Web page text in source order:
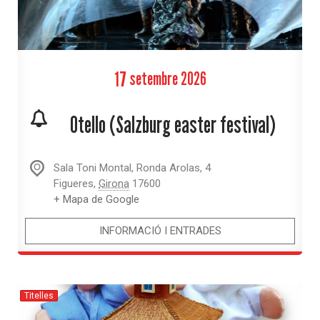
17 setembre2026
Otello (Salzburg easter festival)
Sala Toni Montal, Ronda Arolas, 4
Figueres, Girona 17600
+ Mapa de Google
INFORMACIÓ I ENTRADES
Titelles